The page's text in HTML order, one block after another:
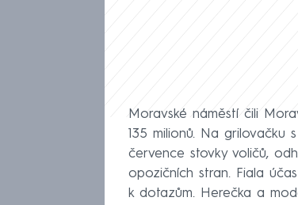
Moravské náměstí čili
135 milionů. Na grilovačku
července stovky voličů,
opozičních stran. Fiala
k dotazům. Herečka a